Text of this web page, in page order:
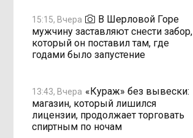
15:15, Вчера
В Шерловой Горе
мужчину заставляют снести забор,
который он поставил там, где
годами было запустение
13:43, Вчера «Кураж» без вывески:
магазин, который лишился
лицензии, продолжает торговать
спиртным по ночам